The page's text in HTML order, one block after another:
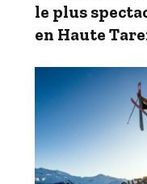
le plus
en Haute